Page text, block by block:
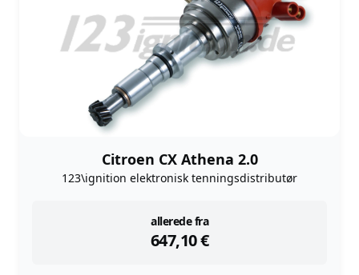
Citroen CX Athena 2.0
123\ignition elektronisk tenningsdistributør
allerede fra
647,10€
instock